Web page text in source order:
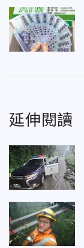
延伸閱讀